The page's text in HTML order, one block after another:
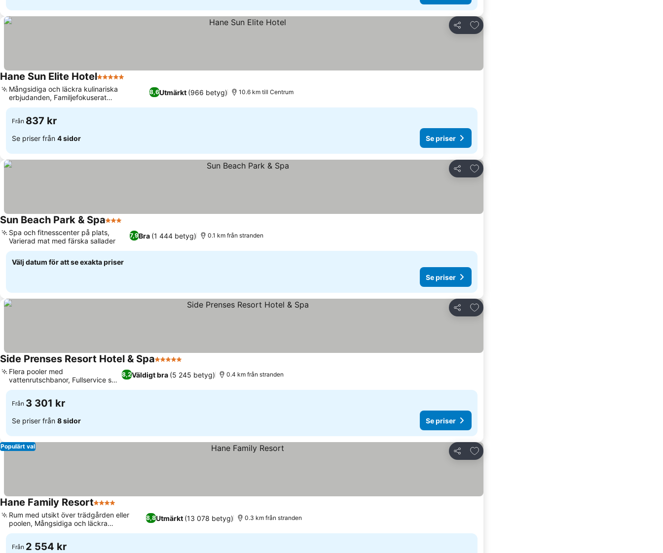
Dela
Lägg till i Mina Favoriter
Hane Sun Elite Hotel5 Stjärnor
8,6Utmärkt (966 betyg)
Mångsidiga och läckra kulinariska
erbjudanden, Familjefokuserat
underhållningsteam
10.6 km till Centrum
Från 837 kr
Se priser från 4 sidor Se priser
Dela
Lägg till i Mina Favoriter
Sun Beach Park & Spa3 Stjärnor
7,9Bra (1 444 betyg)
Spa och fitnesscenter på plats,
Varierad mat med färska sallader
0.1 km från stranden
Välj datum för att se exakta priser
Se priser
Dela
Lägg till i Mina Favoriter
Side Prenses Resort Hotel & Spa5 Stjärnor
8,2Väldigt bra (5 245 betyg)
Flera pooler med
vattenrutschbanor, Fullservice spa
och wellness
0.4 km från stranden
Från 3 301 kr
Se priser från 8 sidor Se priser
Dela
Lägg till i Mina Favoriter
Populärt val
Hane Family Resort4 Stjärnor
8,8Utmärkt (13 078 betyg)
Rum med utsikt över trädgården eller
poolen, Mångsidiga och läckra
matupplevelser
0.3 km från stranden
Från 2 554 kr